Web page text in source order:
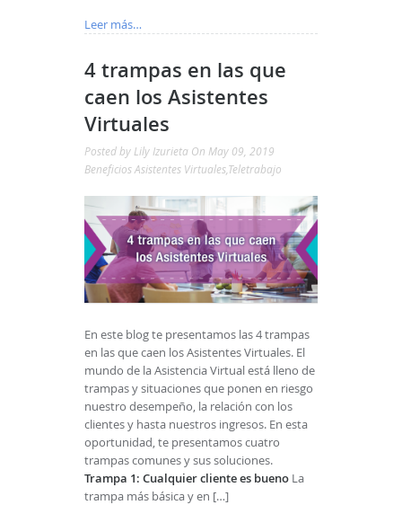
Leer más…
4 trampas en las que
caen los Asistentes
Virtuales
Posted by Lily Izurieta On May 09, 2019
Beneficios Asistentes Virtuales,Teletrabajo
En este blog te presentamos las 4 trampas
en las que caen los Asistentes Virtuales. El
mundo de la Asistencia Virtual está lleno de
trampas y situaciones que ponen en riesgo
nuestro desempeño, la relación con los
clientes y hasta nuestros ingresos. En esta
oportunidad, te presentamos cuatro
trampas comunes y sus soluciones.
Trampa 1: Cualquier cliente es bueno La
trampa más básica y en […]